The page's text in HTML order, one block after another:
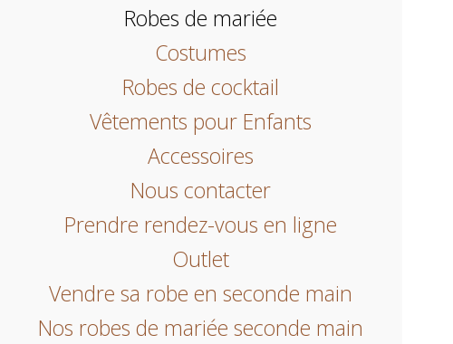
Robes de mariée
Costumes
Robes de cocktail
Vêtements pour Enfants
Accessoires
Nous contacter
Prendre rendez-vous en ligne
Outlet
Vendre sa robe en seconde main
Nos robes de mariée seconde main